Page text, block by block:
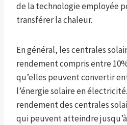
de la technologie employée
transférer la chaleur.
En général, les centrales
rendement compris entre
qu’elles peuvent convertir
l’énergie solaire en
rendement des centrales
qui peuvent atteindre jusqu’à